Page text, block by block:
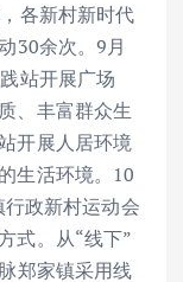
各新村新时代
30余次。9月
站开展广场
、丰富群众生
开展人居环境
生活环境。10
政新村运动会
式。从“线下”
郑家镇采用线